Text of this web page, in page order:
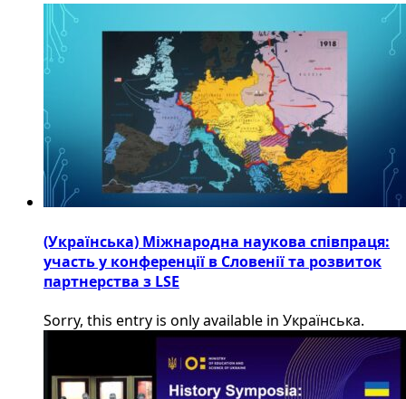
(Українська) Міжнародна наукова співпраця:
участь у конференції в Словенії та розвиток
партнерства з LSE
Sorry, this entry is only available in Українська.